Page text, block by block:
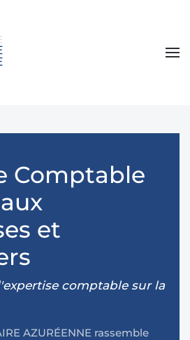
Comptable
et
comptable sur la
AZURÉENNE rassemble